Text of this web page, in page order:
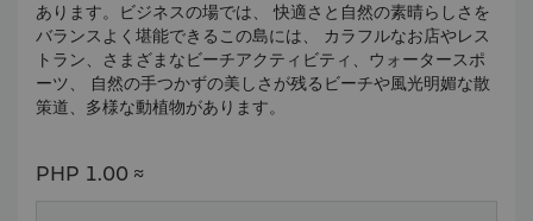
あります。ビジネスの場では、 快適さと自然の素晴らしさを
バランスよく堪能できるこの島には、 カラフルなお店やレス
トラン、さまざまなビーチアクティビティ、ウォータースポ
ーツ、 自然の手つかずの美しさが残るビーチや風光明媚な散
策道、多様な動植物があります。
PHP 1.00 ≈